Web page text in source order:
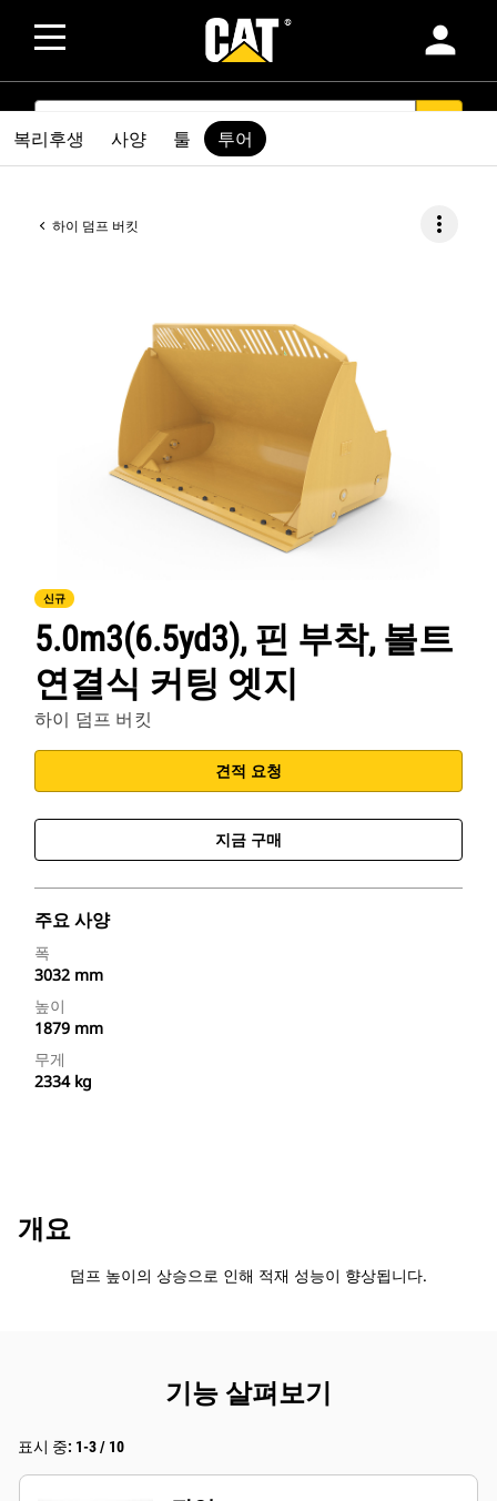
person
SEARCH
하이 덤프 버킷 more_vert
신규
5.0m3(6.5yd3), 핀 부착, 볼트
연결식 커팅 엣지
하이 덤프 버킷
견적 요청
지금 구매
주요 사양
폭
3032 mm
높이
1879 mm
무게
2334 kg
복리후생 사양 툴 투어
개요
덤프 높이의 상승으로 인해 적재 성능이 향상됩니다.
기능 살펴보기
표시 중: 1-3 / 10